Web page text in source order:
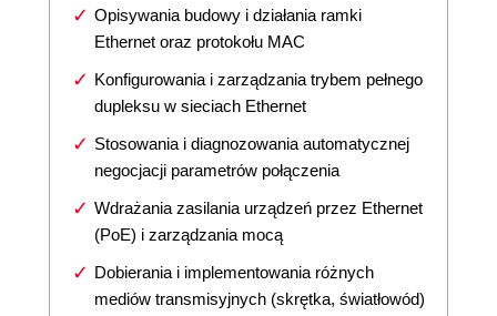
Opisywania budowy i działania ramki
Ethernet oraz protokołu MAC
Konfigurowania i zarządzania trybem pełnego
dupleksu w sieciach Ethernet
Stosowania i diagnozowania automatycznej
negocjacji parametrów połączenia
Wdrażania zasilania urządzeń przez Ethernet
(PoE) i zarządzania mocą
Dobierania i implementowania różnych
mediów transmisyjnych (skrętka, światłowód)